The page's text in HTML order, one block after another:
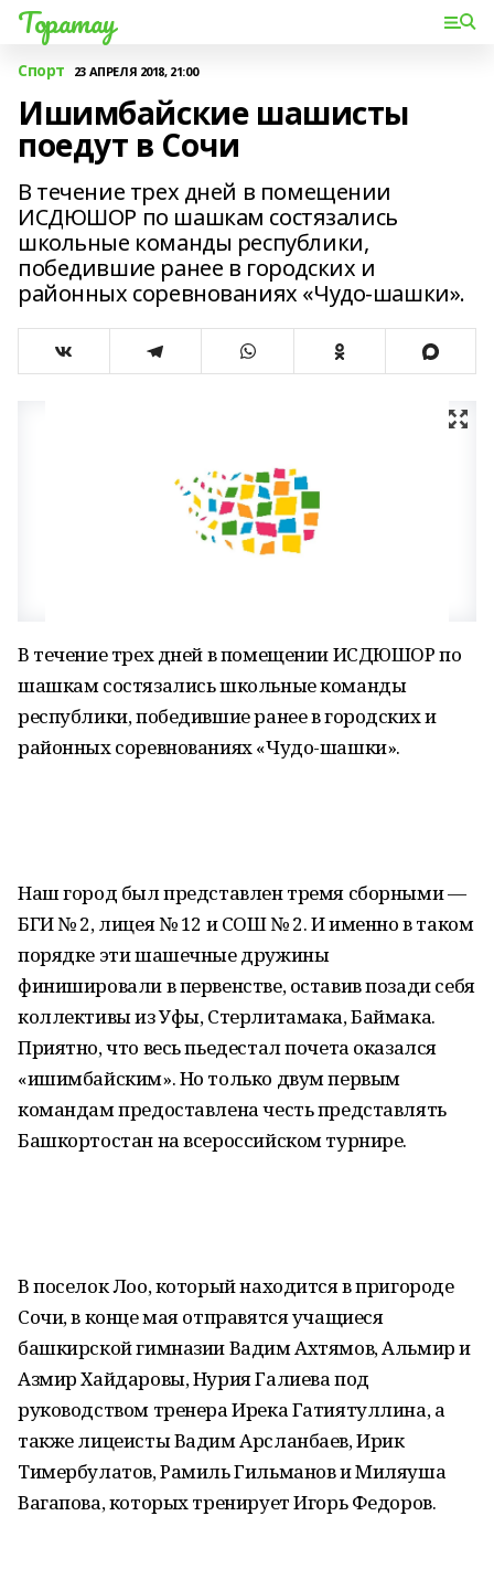
Торатау
Спорт 23 АПРЕЛЯ 2018, 21:00
Ишимбайские шашисты
поедут в Сочи
В течение трех дней в помещении
ИСДЮШОР по шашкам состязались
школьные команды республики,
победившие ранее в городских и
районных соревнованиях «Чудо-шашки».
В течение трех дней в помещении ИСДЮШОР по
шашкам состязались школьные команды
республики, победившие ранее в городских и
районных соревнованиях «Чудо-шашки».
Наш город был представлен тремя сборными —
БГИ № 2, лицея № 12 и СОШ № 2. И именно в таком
порядке эти шашечные дружины
финишировали в первенстве, оставив позади себя
коллективы из Уфы, Стерлитамака, Баймака.
Приятно, что весь пьедестал почета оказался
«ишимбайским». Но только двум первым
командам предоставлена честь представлять
Башкортостан на всероссийском турнире.
В поселок Лоо, который находится в пригороде
Сочи, в конце мая отправятся учащиеся
башкирской гимназии Вадим Ахтямов, Альмир и
Азмир Хайдаровы, Нурия Галиева под
руководством тренера Ирека Гатиятуллина, а
также лицеисты Вадим Арсланбаев, Ирик
Тимербулатов, Рамиль Гильманов и Миляуша
Вагапова, которых тренирует Игорь Федоров.